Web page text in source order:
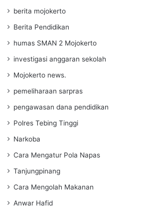
berita mojokerto
Berita Pendidikan
humas SMAN 2 Mojokerto
investigasi anggaran sekolah
Mojokerto news.
pemeliharaan sarpras
pengawasan dana pendidikan
Polres Tebing Tinggi
Narkoba
Cara Mengatur Pola Napas
Tanjungpinang
Cara Mengolah Makanan
Anwar Hafid